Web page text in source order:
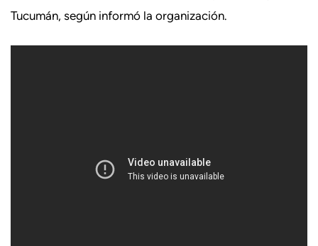
Tucumán, según informó la organización.